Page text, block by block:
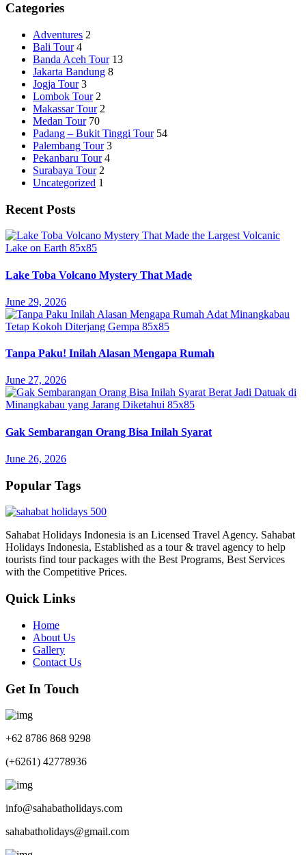
Categories
Adventures 2
Bali Tour 4
Banda Aceh Tour 13
Jakarta Bandung 8
Jogja Tour 3
Lombok Tour 2
Makassar Tour 2
Medan Tour 70
Padang – Bukit Tinggi Tour 54
Palembang Tour 3
Pekanbaru Tour 4
Surabaya Tour 2
Uncategorized 1
Recent Posts
Lake Toba Volcano Mystery That Made
June 29, 2026
Tanpa Paku! Inilah Alasan Mengapa Rumah
June 27, 2026
Gak Sembarangan Orang Bisa Inilah Syarat
June 26, 2026
Popular Tags
Sahabat Holidays Indonesia is an Licensed Travel Agency. Sahabat
Holidays Indonesia, Established as a tour & travel agency to help
tourists find tour packages with the Best Programs, Best Services
with the Competitive Prices.
Quick Links
Home
About Us
Gallery
Contact Us
Get In Touch
+62 8786 868 9298
(+6261) 42778936
info@sahabatholidays.com
sahabatholidays@gmail.com